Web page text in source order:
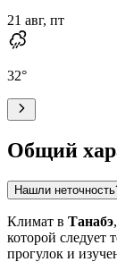
21 авг, пт
32°
Общий
Нашли
Климат в Танабэ
которой следует
прогулок и